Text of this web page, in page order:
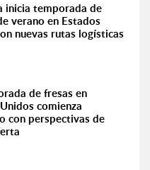
inicia temporada de
verano en Estados
nuevas rutas logísticas
de fresas en
comienza
con perspectivas de